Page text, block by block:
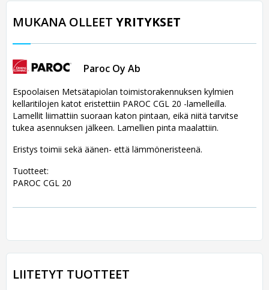
MUKANA OLLEET YRITYKSET
Paroc Oy Ab
Espoolaisen Metsätapiolan toimistorakennuksen kylmien
kellaritilojen katot eristettiin PAROC CGL 20 -lamelleilla.
Lamellit liimattiin suoraan katon pintaan, eikä niitä tarvitse
tukea asennuksen jälkeen. Lamellien pinta maalattiin.
Eristys toimii sekä äänen- että lämmöneristeenä.
Tuotteet:
PAROC CGL 20
LIITETYT TUOTTEET